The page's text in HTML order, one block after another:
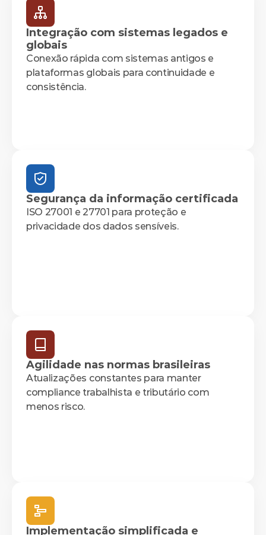
Integração com sistemas legados e
globais
Conexão rápida com sistemas antigos e
plataformas globais para continuidade e
consistência.
Segurança da informação certificada
ISO 27001 e 27701 para proteção e
privacidade dos dados sensíveis.
Agilidade nas normas brasileiras
Atualizações constantes para manter
compliance trabalhista e tributário com
menos risco.
Implementação simplificada e